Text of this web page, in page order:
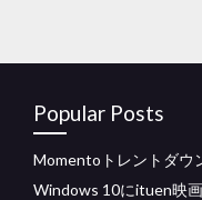
Popular Posts
Momentoトレントダウ
Windows 10にituen映